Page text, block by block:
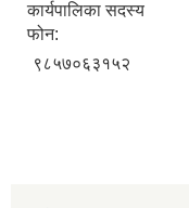
कार्यपालिका सदस्य
फोन:
९८५७०६३१५२